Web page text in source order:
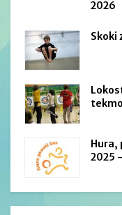
2026
Skoki
Hura,
2025